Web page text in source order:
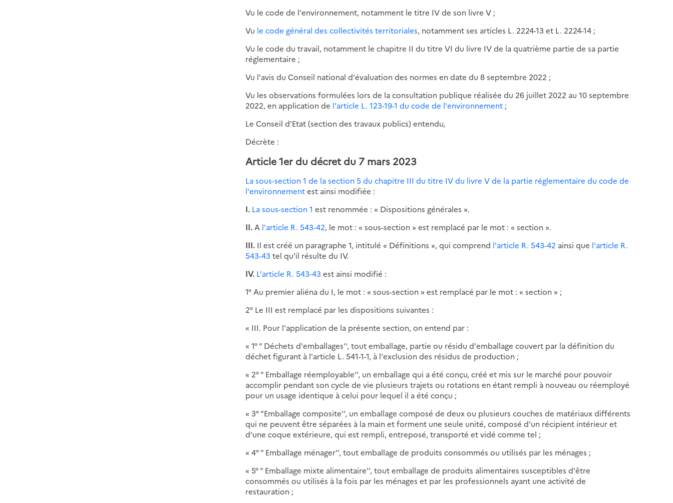
Vu le code de l'environnement, notamment le titre IV de son livre V ;
Vu le code général des collectivités territoriales, notamment ses articles L. 2224-13 et L. 2224-14 ;
Vu le code du travail, notamment le chapitre II du titre VI du livre IV de la quatrième partie de sa partie
réglementaire ;
Vu l'avis du Conseil national d'évaluation des normes en date du 8 septembre 2022 ;
Vu les observations formulées lors de la consultation publique réalisée du 26 juillet 2022 au 10 septembre
2022, en application de l'article L. 123-19-1 du code de l'environnement ;
Le Conseil d'Etat (section des travaux publics) entendu,
Décrète :
Article 1er du décret du 7 mars 2023
La sous-section 1 de la section 5 du chapitre III du titre IV du livre V de la partie réglementaire du code de
l'environnementest ainsi modifiée :
I. La sous-section 1 est renommée : « Dispositions générales ».
II. A l'article R. 543-42, le mot : « sous-section » est remplacé par le mot : « section ».
III. Il est créé un paragraphe 1, intitulé « Définitions », qui comprend l'article R. 543-42 ainsi que l'article R.
543-43 tel qu'il résulte du IV.
IV. L'article R. 543-43 est ainsi modifié :
1° Au premier aliéna du I, le mot : « sous-section » est remplacé par le mot : « section » ;
2° Le III est remplacé par les dispositions suivantes :
« III. Pour l'application de la présente section, on entend par :
« 1° " Déchets d'emballages'', tout emballage, partie ou résidu d'emballage couvert par la définition du
déchet figurant à l'article L. 541-1-1, à l'exclusion des résidus de production ;
« 2° " Emballage réemployable'', un emballage qui a été conçu, créé et mis sur le marché pour pouvoir
accomplir pendant son cycle de vie plusieurs trajets ou rotations en étant rempli à nouveau ou réemployé
pour un usage identique à celui pour lequel il a été conçu ;
« 3° "Emballage composite'', un emballage composé de deux ou plusieurs couches de matériaux différents
qui ne peuvent être séparées à la main et forment une seule unité, composé d'un récipient intérieur et
d'une coque extérieure, qui est rempli, entreposé, transporté et vidé comme tel ;
« 4° " Emballage ménager'', tout emballage de produits consommés ou utilisés par les ménages ;
« 5° " Emballage mixte alimentaire'', tout emballage de produits alimentaires susceptibles d'être
consommés ou utilisés à la fois par les ménages et par les professionnels ayant une activité de
restauration ;